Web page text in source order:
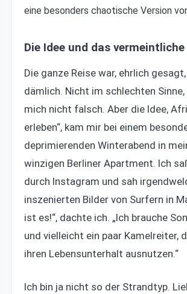
eine besonders chaotische Version
Die Idee und das
Die ganze Reise war, ehrlich
dämlich. Nicht im schlechten
mich nicht falsch. Aber die Idee,
erleben“, kam mir bei einem
deprimierenden Winterabend in
winzigen Berliner Apartment. Ich
durch Instagram und sah
inszenierten Bilder von Surfern in
ist es!“, dachte ich. „Ich brauche
und vielleicht ein paar Kamelreiter,
ihren Lebensunterhalt ausnutzen.“
Ich bin ja nicht so der Strandtyp.